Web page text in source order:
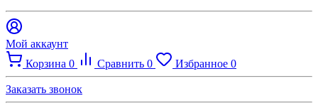
Мой аккаунт
Корзина 0 Сравнить 0 Избранное 0
Заказать звонок